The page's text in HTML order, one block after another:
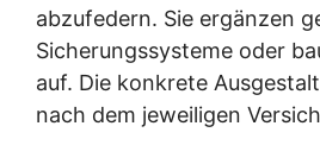
abzufedern. Sie ergänzen
Sicherungssysteme oder
auf. Die konkrete
nach dem jeweiligen